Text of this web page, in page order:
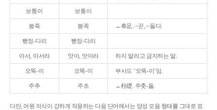
보퉁이 보통이
봉죽 봉족 ←奉足. ~꾼, ~들다.
뻗정-다리 뻗장-다리
아서, 아서라 앗아, 앗아라 하지 말라고 금지하는 말.
오뚝-이 오똑-이 부사도 ‘오뚝-이’임.
주추 주초 ←柱礎. 주춧-돌.
다만, 어원 의식이 강하게 작용하는 다음 단어에서는 양성 모음 형태를 그대로 표